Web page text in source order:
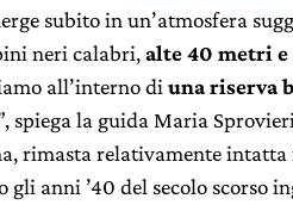
subito in un’atmosfera
neri calabri,alte 40 metri
all’interno di una riserva
spiega la guida Maria
rimasta relativamente intatta
gli anni ’40 del secolo scorso